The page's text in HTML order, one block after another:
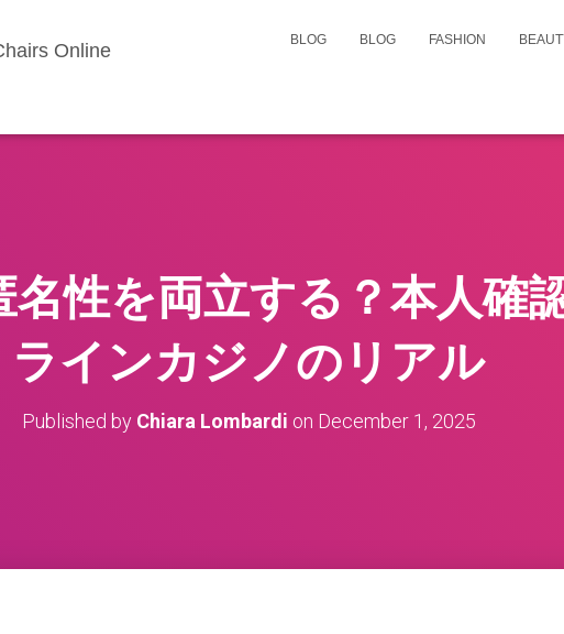
Online
BLOG BLOG FASHION
名性を両立する？本人確
ラインカジノのリアル
Published by Chiara Lombardi on December 1, 2025